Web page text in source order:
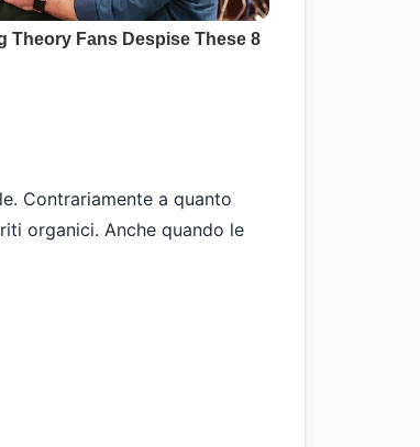
Contrariamente a quanto
organici. Anche quando le